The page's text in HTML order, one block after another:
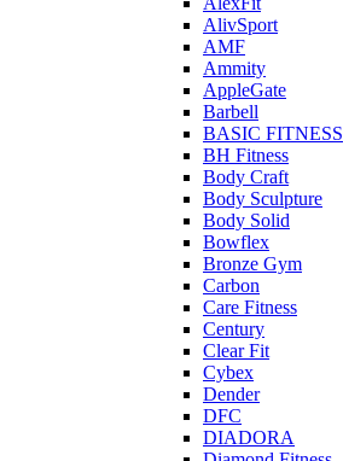
AlivSport
AMF
Ammity
AppleGate
Barbell
BASIC FITNESS
BH Fitness
Body Craft
Body Sculpture
Body Solid
Bowflex
Bronze Gym
Carbon
Care Fitness
Century
Clear Fit
Cybex
Dender
DFC
DIADORA